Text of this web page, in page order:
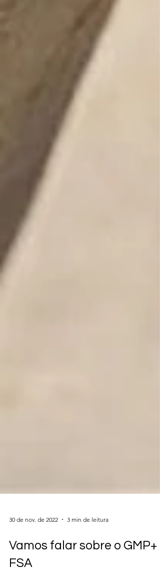
30 de nov. de 2022 3 min de leitura
Vamos falar sobre o GMP+